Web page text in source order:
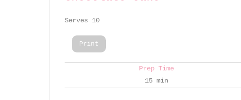
Serves 10
Print
Prep Time
15 min